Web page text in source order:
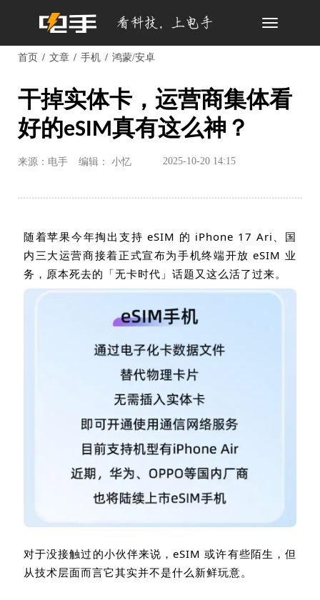
Toggle
首页 文章 手机 鸿蒙/安卓
干掉实体卡，运营商集体看
好的eSIM真有这么神？
来源：电手 编辑： 小忆 2025-10-20 14:15
随着苹果今年掏出支持 eSIM 的 iPhone 17 Ari 、国
内三大运营商接着正式宣布为手机终端开放eSIM业
务，原本死去的「无卡时代」话题又这么活了过来。
对于没接触过的小伙伴来说，eSIM或许有些陌生，但
从技术层面而言它其实并不是什么新鲜玩意。